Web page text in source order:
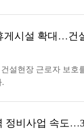
게시설 확대…건
설현장 근로자 보호
.
정비사업 속도